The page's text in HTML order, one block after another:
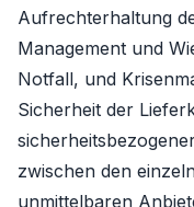
Aufrechterhaltung
Management und
Notfall, und
Sicherheit der
zwischen den
unmittelbaren